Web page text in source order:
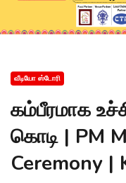
வீடியோ ஸ்டோரி
கம்பீரமாக
கொடி | PM
Ceremony |